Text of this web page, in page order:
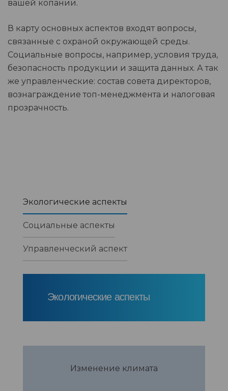
вашей копании.
В карту основных аспектов входят вопросы,
связанные с охраной окружающей среды.
Социальные вопросы, например, условия труда,
безопасность продукции и защита данных. А так
же управленческие: состав совета директоров,
вознаграждение топ-менеджмента и налоговая
прозрачность.
Экологические аспекты
Социальные аспекты
Управленческий аспект
Экологические аспекты
Изменение климата